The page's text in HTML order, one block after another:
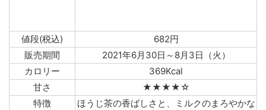
値段(税込)
682円
販売期間
2021年6月30日～8月3日（火）
カロリー
369Kcal
甘さ
★★★★☆
特徴
ほうじ茶の香ばしさと、ミルクのまろやかな